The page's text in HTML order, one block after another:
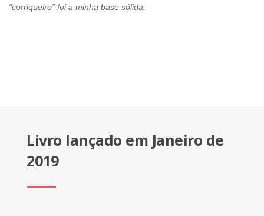
“corriqueiro” foi a minha base sólida.
Livro lançado em Janeiro de
2019